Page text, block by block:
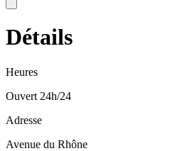
Détails
Heures
Ouvert 24h/24
Adresse
Avenue du Rhône